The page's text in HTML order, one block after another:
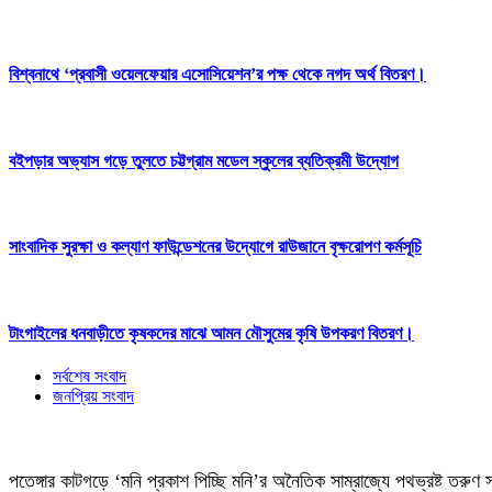
বিশ্বনাথে ‘প্রবাসী ওয়েলফেয়ার এসোসিয়েশন’র পক্ষ থেকে নগদ অর্থ বিতরণ।
বইপড়ার অভ্যাস গড়ে তুলতে চট্টগ্রাম মডেল স্কুলের ব্যতিক্রমী উদ্যোগ
সাংবাদিক সুরক্ষা ও কল্যাণ ফাউন্ডেশনের উদ্যোগে রাউজানে বৃক্ষরোপণ কর্মসূচি
টাংগাইলের ধনবাড়ীতে কৃষকদের মাঝে আমন মৌসুমের কৃষি উপকরণ বিতরণ।
সর্বশেষ সংবাদ
জনপ্রিয় সংবাদ
পতেঙ্গার কাটগড়ে ‘মনি প্রকাশ পিচ্ছি মনি’র অনৈতিক সাম্রাজ্যে পথভ্রষ্ট তরুণ